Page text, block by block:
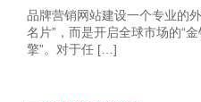
品牌营销网站建设一个专业的
名片”，而是开启全球市场的“金
擎”。对于任 […]